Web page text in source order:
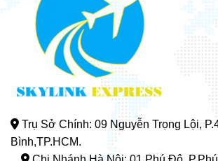
Trụ Sở Chính: 09 Nguyễn Trọng Lội,
Bình,TP.HCM.